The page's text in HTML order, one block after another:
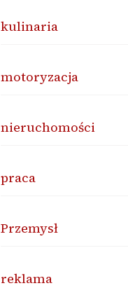
kulinaria
motoryzacja
nieruchomości
praca
Przemysł
reklama